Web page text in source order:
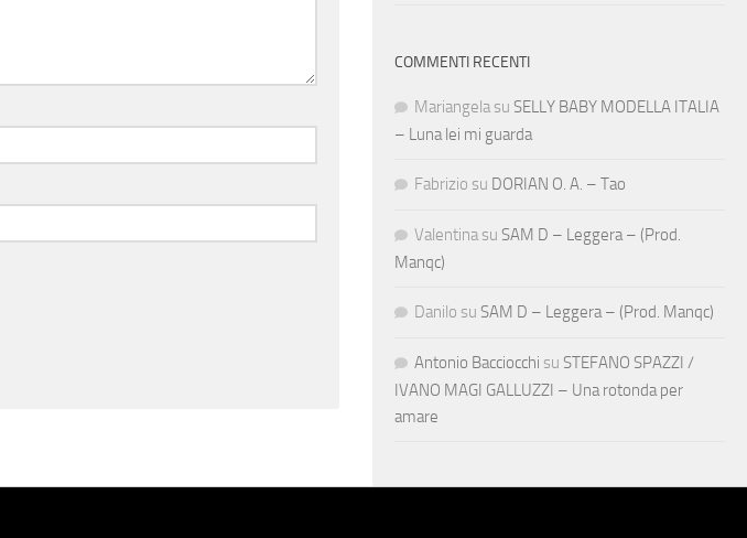
COMMENTI RECENTI
Mariangela su SELLY BABY MODELLA ITALIA
– Luna lei mi guarda
Fabrizio su DORIAN O. A. – Tao
Valentina su SAM D – Leggera – (Prod.
Manqc)
Danilo su SAM D – Leggera – (Prod. Manqc)
Antonio Bacciocchi su STEFANO SPAZZI /
IVANO MAGI GALLUZZI – Una rotonda per
amare